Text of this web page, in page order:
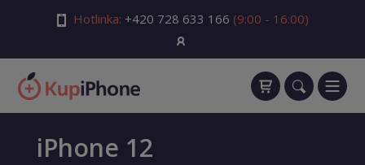
Hotlinka: +420 728 633 166 (9:00 - 16:00)
iPhone 12